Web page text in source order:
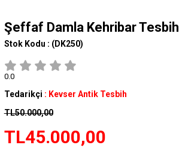
Şeffaf Damla Kehribar Tesbih
Stok Kodu : (DK250)
0.0
Tedarikçi : Kevser Antik Tesbih
TL50.000,00
TL45.000,00